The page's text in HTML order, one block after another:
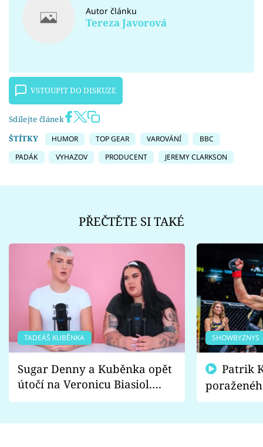
Autor článku
Tereza Javorová
VSTOUPIT DO DISKUZE
Sdílejte článek
ŠTÍTKY
HUMOR TOP GEAR VAROVÁNÍ
BBC
PADÁK
VYHAZOV PRODUCENT JEREMY CLARKSON
PŘEČTĚTE SI TAKÉ
TADEÁŠ KUBĚNKA
Sugar Denny a Kuběnka opět
útočí na Veronicu Biasiol.
Proč je podle nich falešná a
SHOWBYZNYS
fanoušci